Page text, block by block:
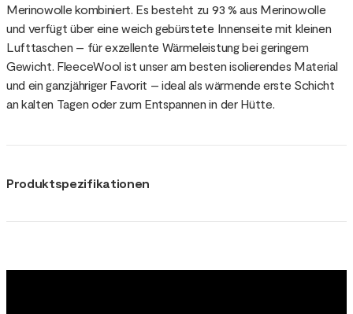
Merinowolle kombiniert. Es besteht zu 93 % aus Merinowolle
und verfügt über eine weich gebürstete Innenseite mit kleinen
Lufttaschen – für exzellente Wärmeleistung bei geringem
Gewicht. FleeceWool ist unser am besten isolierendes Material
und ein ganzjähriger Favorit – ideal als wärmende erste Schicht
an kalten Tagen oder zum Entspannen in der Hütte.
Produktspezifikationen